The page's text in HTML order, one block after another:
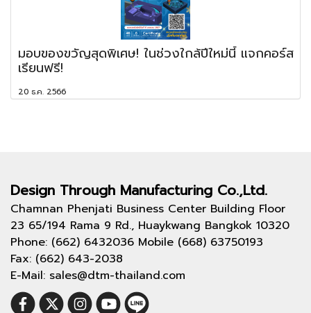
มอบของขวัญสุดพิเศษ! ในช่วงใกล้ปีใหม่นี้ แจกคอร์ส
เรียนฟรี!
20 ธ.ค. 2566
Design Through Manufacturing Co.,Ltd.
Chamnan Phenjati Business Center Building Floor
23 65/194 Rama 9 Rd., Huaykwang Bangkok 10320
Phone: (662) 6432036 Mobile (668) 63750193
Fax: (662) 643-2038
E-Mail: sales@dtm-thailand.com